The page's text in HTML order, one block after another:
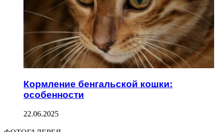
Кормление бенгальской кошки:
особенности
22.06.2025